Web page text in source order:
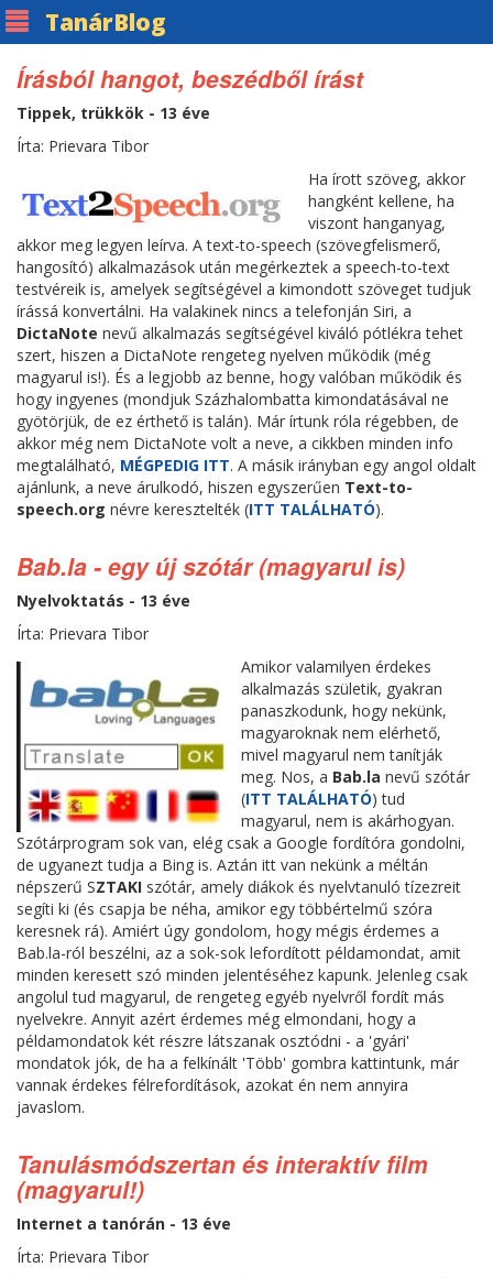
TanárBlog
Írásból hangot, beszédből írást
Tippek, trükkök - 13 éve
Írta: Prievara Tibor
Ha írott szöveg, akkor
hangként kellene, ha
viszont hanganyag,
akkor meg legyen leírva. A text-to-speech (szövegfelismerő,
hangosító) alkalmazások után megérkeztek a speech-to-text
testvéreik is, amelyek segítségével a kimondott szöveget tudjuk
írássá konvertálni. Ha valakinek nincs a telefonján Siri, a
DictaNote nevű alkalmazás segítségével kiváló pótlékra tehet
szert, hiszen a DictaNote rengeteg nyelven működik (még
magyarul is!). És a legjobb az benne, hogy valóban működik és
hogy ingyenes (mondjuk Százhalombatta kimondatásával ne
gyötörjük, de ez érthető is talán). Már írtunk róla régebben, de
akkor még nem DictaNote volt a neve, a cikkben minden info
megtalálható, MÉGPEDIG ITT. A másik irányban egy angol oldalt
ajánlunk, a neve árulkodó, hiszen egyszerűen Text-to-
speech.org névre keresztelték (ITT TALÁLHATÓ).
Bab.la - egy új szótár (magyarul is)
Nyelvoktatás - 13 éve
Írta: Prievara Tibor
Amikor valamilyen érdekes
alkalmazás születik, gyakran
panaszkodunk, hogy nekünk,
magyaroknak nem elérhető,
mivel magyarul nem tanítják
meg. Nos, a Bab.la nevű szótár
(ITT TALÁLHATÓ) tud
magyarul, nem is akárhogyan.
Szótárprogram sok van, elég csak a Google fordítóra gondolni,
de ugyanezt tudja a Bing is. Aztán itt van nekünk a méltán
népszerű SZTAKI szótár, amely diákok és nyelvtanuló tízezreit
segíti ki (és csapja be néha, amikor egy többértelmű szóra
keresnek rá). Amiért úgy gondolom, hogy mégis érdemes a
Bab.la-ról beszélni, az a sok-sok lefordított példamondat, amit
minden keresett szó minden jelentéséhez kapunk. Jelenleg csak
angolul tud magyarul, de rengeteg egyéb nyelvről fordít más
nyelvekre. Annyit azért érdemes még elmondani, hogy a
példamondatok két részre látszanak osztódni - a 'gyári'
mondatok jók, de ha a felkínált 'Több' gombra kattintunk, már
vannak érdekes félrefordítások, azokat én nem annyira
javaslom.
Tanulásmódszertan és interaktív film
(magyarul!)
Internet a tanórán - 13 éve
Írta: Prievara Tibor